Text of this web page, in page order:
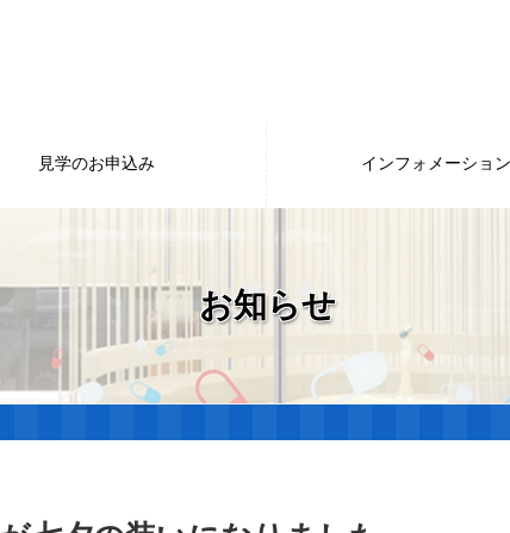
見学のお申込み インフォメーション
お知らせ